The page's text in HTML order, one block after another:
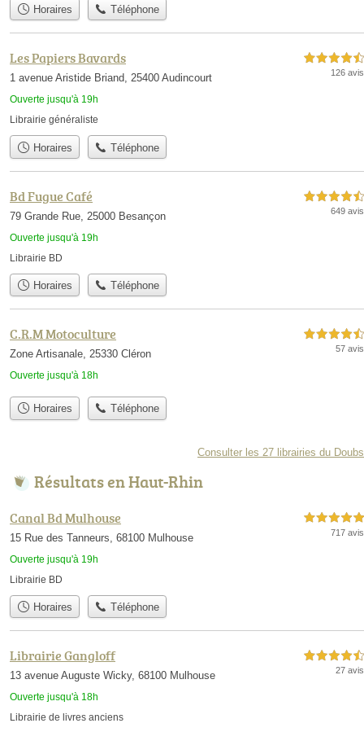
Horaires Téléphone
Les Papiers Bavards
1 avenue Aristide Briand, 25400 Audincourt
Ouverte jusqu'à 19h
4,5 étoiles sur 5
126 avis
Librairie généraliste
Horaires Téléphone
Bd Fugue Café
79 Grande Rue, 25000 Besançon
Ouverte jusqu'à 19h
4,5 étoiles sur 5
649 avis
Librairie BD
Horaires Téléphone
C.R.M Motoculture
Zone Artisanale, 25330 Cléron
Ouverte jusqu'à 18h
4,5 étoiles sur 5
57 avis
Horaires Téléphone
Consulter les 27 librairies du Doubs
Résultats en Haut-Rhin
Canal Bd Mulhouse
15 Rue des Tanneurs, 68100 Mulhouse
Ouverte jusqu'à 19h
5,0 étoiles sur 5
717 avis
Librairie BD
Horaires Téléphone
Librairie Gangloff
13 avenue Auguste Wicky, 68100 Mulhouse
Ouverte jusqu'à 18h
4,5 étoiles sur 5
27 avis
Librairie de livres anciens